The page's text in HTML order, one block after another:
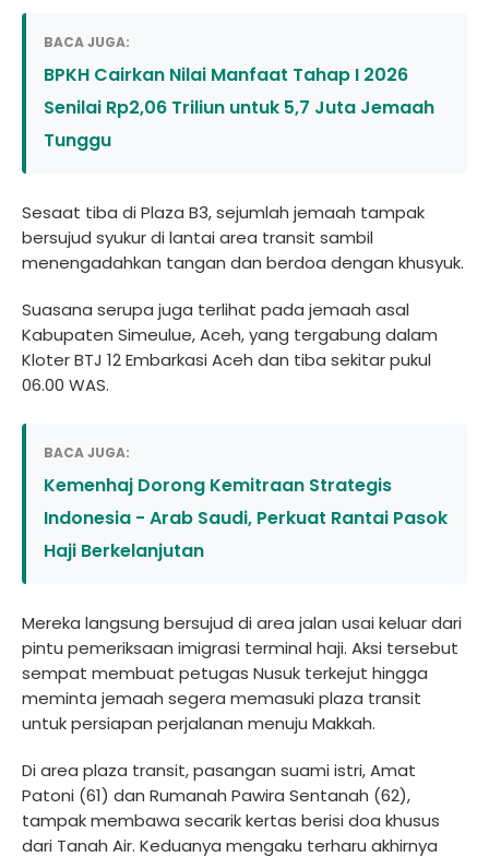
BACA JUGA:
BPKH Cairkan Nilai Manfaat Tahap I 2026
Senilai Rp2,06 Triliun untuk 5,7 Juta Jemaah
Tunggu
Sesaat tiba di Plaza B3, sejumlah jemaah tampak
bersujud syukur di lantai area transit sambil
menengadahkan tangan dan berdoa dengan khusyuk.
Suasana serupa juga terlihat pada jemaah asal
Kabupaten Simeulue, Aceh, yang tergabung dalam
Kloter BTJ 12 Embarkasi Aceh dan tiba sekitar pukul
06.00 WAS.
BACA JUGA:
Kemenhaj Dorong Kemitraan Strategis
Indonesia - Arab Saudi, Perkuat Rantai Pasok
Haji Berkelanjutan
Mereka langsung bersujud di area jalan usai keluar dari
pintu pemeriksaan imigrasi terminal haji. Aksi tersebut
sempat membuat petugas Nusuk terkejut hingga
meminta jemaah segera memasuki plaza transit
untuk persiapan perjalanan menuju Makkah.
Di area plaza transit, pasangan suami istri, Amat
Patoni (61) dan Rumanah Pawira Sentanah (62),
tampak membawa secarik kertas berisi doa khusus
dari Tanah Air. Keduanya mengaku terharu akhirnya